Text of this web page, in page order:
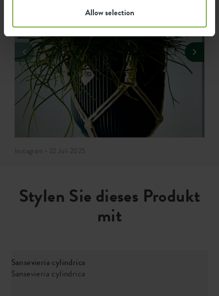
Allow selection
Instagram • 22 Juli 2025
Stylen Sie dieses Produkt
mit
Sansevieria cylindrica
Sansevieria cylindrica